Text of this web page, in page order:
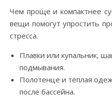
Чем проще и компактнее
вещи помогут упростить
стресса.
Плавки или купальник,
подмывания.
Полотенце и тёплая
после бассейна.